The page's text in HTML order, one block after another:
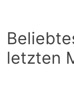
letzten